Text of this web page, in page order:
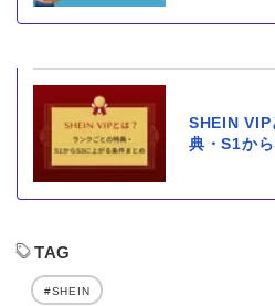
SHEIN VIP
典・S1か
TAG
#SHEIN